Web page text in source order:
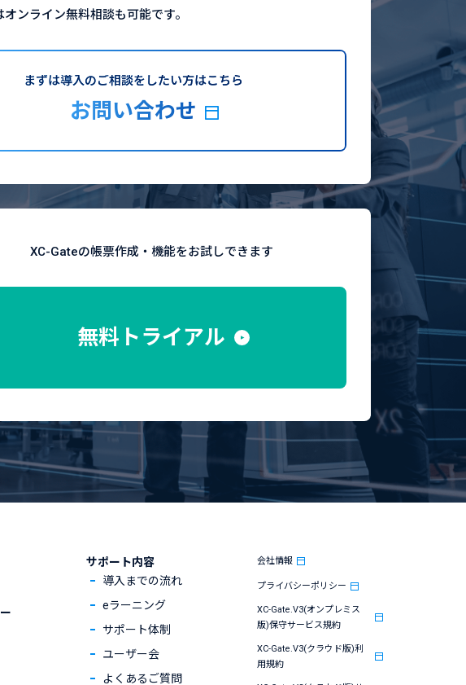
ンライン無料相談も可能です。
まずは導入のご相談をしたい方はこちら
お問い合わせ
XC-Gateの帳票作成・機能をお試しできます
無料トライアル
サポート内容
導入までの流れ
eラーニング
サポート体制
ユーザー会
よくあるご質問
会社情報
プライバシーポリシー
XC-Gate.V3(オンプレミス
版)保守サービス規約
XC-Gate.V3(クラウド版)利
用規約